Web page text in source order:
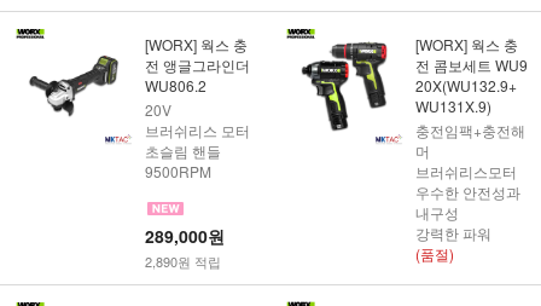
[WORX] 웍스 충
전 앵글그라인더
WU806.2
20V
브러쉬리스 모터
초슬림 핸들
9500RPM
289,000원
2,890원 적립
[WORX] 웍스 충
전 콤보세트 WU9
20X(WU132.9+
WU131X.9)
충전임팩+충전해
머
브러쉬리스모터
우수한 안전성과
내구성
강력한 파워
(품절)